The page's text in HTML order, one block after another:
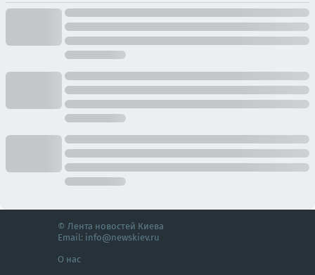
© Лента новостей Киева
Email: info@newskiev.ru
О нас